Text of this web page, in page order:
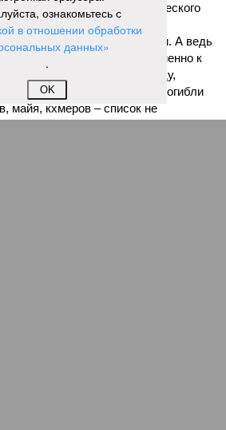
Среди причин такого трагического
называют деградацию
ресурсов и болезни. А ведь
непременно ведёт именно к
кризису, эпидемиям, голоду,
населения. Так погибли
майя, кхмеров – список не
ознакомьтесь с
в отношении обработки
данных»
.
OK